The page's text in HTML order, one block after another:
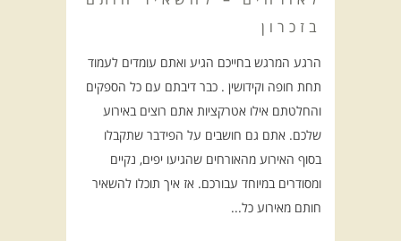
בזכרון
הרגע המרגש בחייכם הגיע ואתם עומדים לעמוד
תחת חופה וקידושין . כבר דיבתם עם כל הספקים
והחלטתם אילו אטרקציות אתם רוצים באירוע
שלכם. אתם גם חושבים על הפידבר שתקבלו
בסוף האירוע מהאורחים שהגיעו יפים, נקיים
ומסודרים במיוחד עבורכם. אז איך תוכלו להשאיר
חותם מאירוע כל...